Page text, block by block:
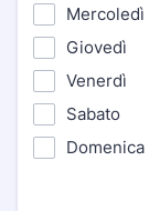
Mercoledì
Giovedì
Venerdì
Sabato
Domenica